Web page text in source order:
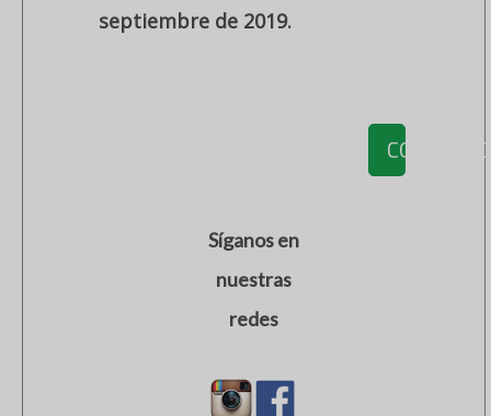
septiembre de 2019.
Síganos en
nuestras
redes